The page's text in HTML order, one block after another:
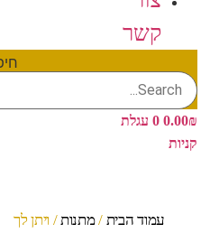
קשר
0.00₪
0 עגלת
קניות
עמוד הבית /מתנות/ ויתן לך